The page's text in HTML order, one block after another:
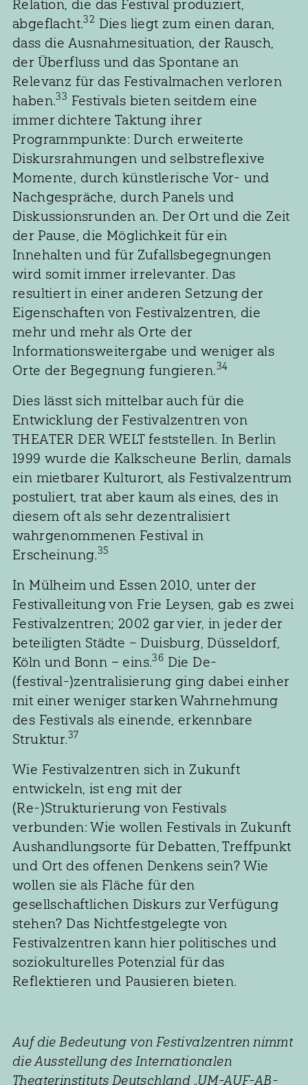
Relation, die das Festival produziert,
abgeflacht.32 Dies liegt zum einen daran,
dass die Ausnahmesituation, der Rausch,
der Überfluss und das Spontane an
Relevanz für das Festivalmachen verloren
haben.33 Festivals bieten seitdem eine
immer dichtere Taktung ihrer
Programmpunkte: Durch erweiterte
Diskursrahmungen und selbstreflexive
Momente, durch künstlerische Vor- und
Nachgespräche, durch Panels und
Diskussionsrunden an. Der Ort und die Zeit
der Pause, die Möglichkeit für ein
Innehalten und für Zufallsbegegnungen
wird somit immer irrelevanter. Das
resultiert in einer anderen Setzung der
Eigenschaften von Festivalzentren, die
mehr und mehr als Orte der
Informationsweitergabe und weniger als
Orte der Begegnung fungieren.34
Dies lässt sich mittelbar auch für die
Entwicklung der Festivalzentren von
THEATER DER WELT feststellen. In Berlin
1999 wurde die Kalkscheune Berlin, damals
ein mietbarer Kulturort, als Festivalzentrum
postuliert, trat aber kaum als eines, des in
diesem oft als sehr dezentralisiert
wahrgenommenen Festival in
Erscheinung.35
In Mülheim und Essen 2010, unter der
Festivalleitung von Frie Leysen, gab es zwei
Festivalzentren; 2002 gar vier, in jeder der
beteiligten Städte – Duisburg, Düsseldorf,
Köln und Bonn – eins.36 Die De-
(festival-)zentralisierung ging dabei einher
mit einer weniger starken Wahrnehmung
des Festivals als einende, erkennbare
Struktur.37
Wie Festivalzentren sich in Zukunft
entwickeln, ist eng mit der
(Re-)Strukturierung von Festivals
verbunden: Wie wollen Festivals in Zukunft
Aushandlungsorte für Debatten, Treffpunkt
und Ort des offenen Denkens sein? Wie
wollen sie als Fläche für den
gesellschaftlichen Diskurs zur Verfügung
stehen? Das Nichtfestgelegte von
Festivalzentren kann hier politisches und
soziokulturelles Potenzial für das
Reflektieren und Pausieren bieten.
Auf die Bedeutung von Festivalzentren nimmt
die Ausstellung des Internationalen
Theaterinstituts Deutschland „UM-AUF-AB-